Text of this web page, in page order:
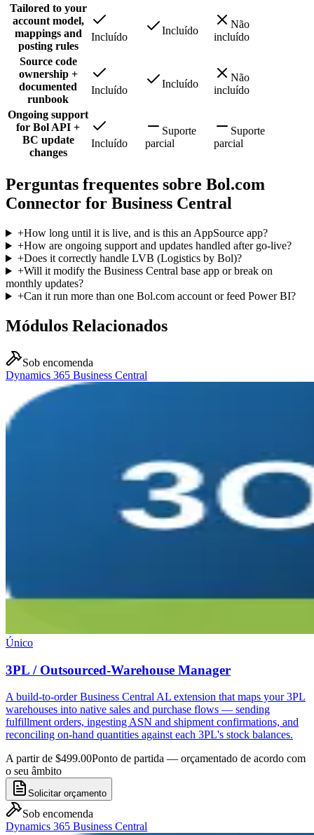
Tailored to your
account model,
mappings and
posting rules
Incluído
Incluído
Não
incluído
Source code
ownership +
documented
runbook
Incluído
Incluído
Não
incluído
Ongoing support
for Bol API +
BC update
changes
Incluído
Suporte
parcial
Suporte
parcial
Perguntas frequentes sobre Bol.com
Connector for Business Central
+How long until it is live, and is this an AppSource app?
+How are ongoing support and updates handled after go-live?
+Does it correctly handle LVB (Logistics by Bol)?
+Will it modify the Business Central base app or break on
monthly updates?
+Can it run more than one Bol.com account or feed Power BI?
Módulos Relacionados
Sob encomenda
Dynamics 365 Business Central
Único
3PL / Outsourced-Warehouse Manager
A build-to-order Business Central AL extension that maps your 3PL
warehouses into native sales and purchase flows — sending
fulfillment orders, ingesting ASN and shipment confirmations, and
reconciling on-hand quantities against each 3PL's stock balances.
A partir de $499.00Ponto de partida — orçamentado de acordo com
o seu âmbito
Solicitar orçamento
Sob encomenda
Dynamics 365 Business Central